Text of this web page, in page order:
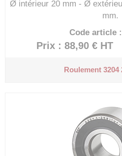
Ø intérieur 20 mm - Ø
mm.
Code article :
Prix : 88,90 € HT
Roulement 3204